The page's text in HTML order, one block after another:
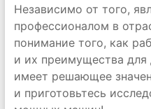
Независимо от того,
профессионалом в
понимание того, как
и их преимущества для
имеет решающее
и приготовьтесь